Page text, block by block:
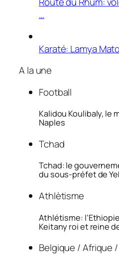
…
Karaté: Lamya
A la une
Football
Kalidou Koulibaly, le
Naples
Tchad
Tchad: le
du sous-préfet de
Athlètisme
Athlétisme:
Keitany roi et reine
Belgique / Afrique